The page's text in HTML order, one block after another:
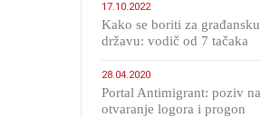
17.10.2022
Kako se boriti za građansku
državu: vodič od 7 tačaka
28.04.2020
Portal Antimigrant: poziv na
otvaranje logora i progon